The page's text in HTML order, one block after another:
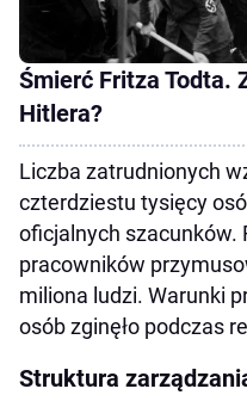
Śmierć Fritza Todta.
Hitlera?
Liczba zatrudnionych
czterdziestu tysięcy
oficjalnych szacunków.
pracowników
miliona ludzi. Warunki
osób zginęło podczas
Struktura